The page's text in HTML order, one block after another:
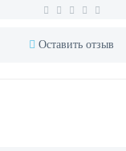
Оставить отзыв